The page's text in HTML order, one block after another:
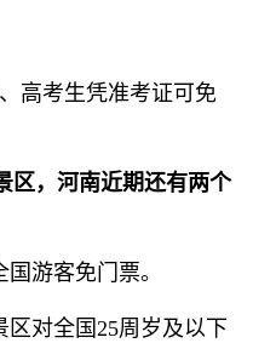
高考生凭准考证可免
区，河南近期还有两个
游客免门票。
区对全国25周岁及以下